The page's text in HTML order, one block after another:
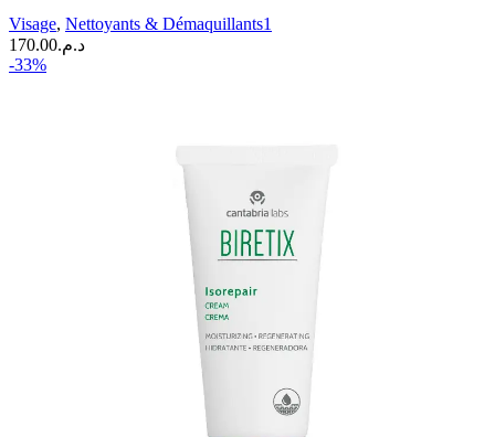
Nettoyante
Hydratante
|
Visage, Nettoyants & Démaquillants1
د.م.170.00
-33%